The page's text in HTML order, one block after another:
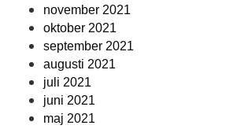
november 2021
oktober 2021
september 2021
augusti 2021
juli 2021
juni 2021
maj 2021